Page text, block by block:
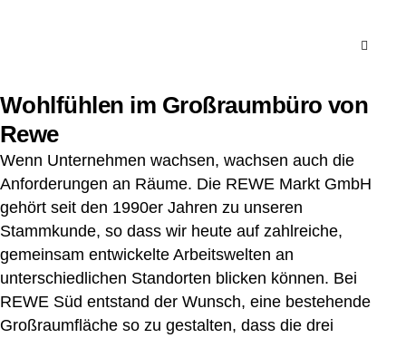
Wohlfühlen im Großraumbüro von
Rewe
Wenn Unternehmen wachsen, wachsen auch die
Anforderungen an Räume. Die REWE Markt GmbH
gehört seit den 1990er Jahren zu unseren
Stammkunde, so dass wir heute auf zahlreiche,
gemeinsam entwickelte Arbeitswelten an
unterschiedlichen Standorten blicken können. Bei
REWE Süd entstand der Wunsch, eine bestehende
Großraumfläche so zu gestalten, dass die drei